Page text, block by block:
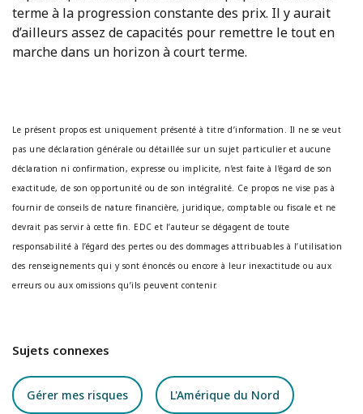
terme à la progression constante des prix. Il y aurait
d’ailleurs assez de capacités pour remettre le tout en
marche dans un horizon à court terme.
Le présent propos est uniquement présenté à titre d’information. Il ne se veut
pas une déclaration générale ou détaillée sur un sujet particulier et aucune
déclaration ni confirmation, expresse ou implicite, n’est faite à l’égard de son
exactitude, de son opportunité ou de son intégralité. Ce propos ne vise pas à
fournir de conseils de nature financière, juridique, comptable ou fiscale et ne
devrait pas servir à cette fin. EDC et l’auteur se dégagent de toute
responsabilité à l’égard des pertes ou des dommages attribuables à l’utilisation
des renseignements qui y sont énoncés ou encore à leur inexactitude ou aux
erreurs ou aux omissions qu’ils peuvent contenir.
Sujets connexes
Gérer mes risques L'Amérique du Nord